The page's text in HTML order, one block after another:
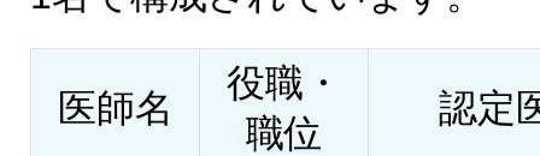
医師名
役職・
職位
認定